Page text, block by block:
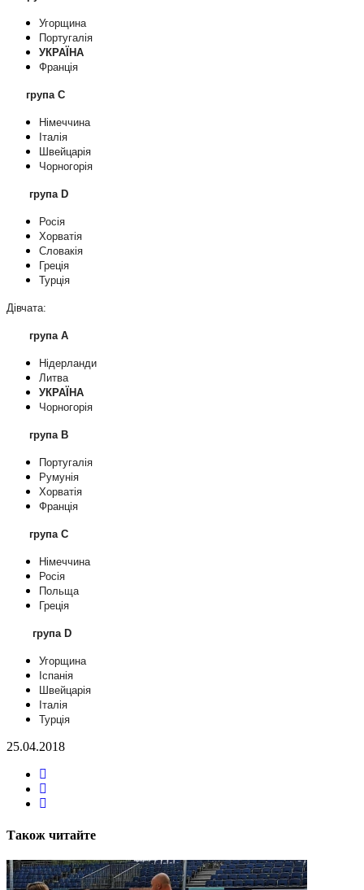
Угорщина
Португалія
УКРАЇНА
Франція
група C
Німеччина
Італія
Швейцарія
Чорногорія
група D
Росія
Хорватія
Словакія
Греція
Турція
Дівчата:
група А
Нідерланди
Литва
УКРАЇНА
Чорногорія
група В
Португалія
Румунія
Хорватія
Франція
група C
Німеччина
Росія
Польща
Греція
група D
Угорщина
Іспанія
Швейцарія
Італія
Турція
25.04.2018
Також читайте